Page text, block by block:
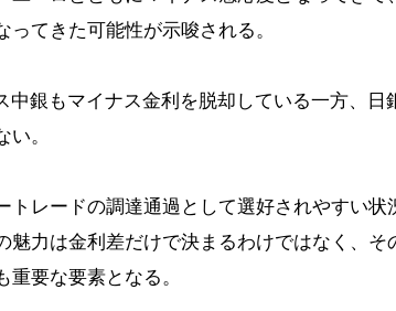
ってきた可能性が示唆される。
中銀もマイナス金利を脱却している一方、
い。
トレードの調達通過として選好されやすい状
魅力は金利差だけで決まるわけではなく、
重要な要素となる。